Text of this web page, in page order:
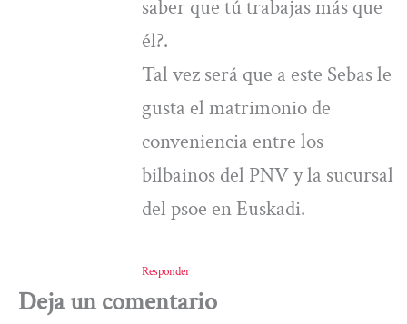
saber que tú trabajas más que
él?.
Tal vez será que a este Sebas le
gusta el matrimonio de
conveniencia entre los
bilbainos del PNV y la sucursal
del psoe en Euskadi.
Responder
Deja un comentario